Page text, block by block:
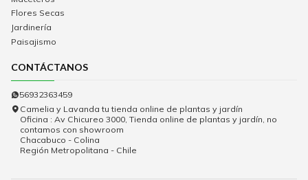
Flores Secas
Jardinería
Paisajismo
CONTÁCTANOS
56932363459
Camelia y Lavanda tu tienda online de plantas y jardín
Oficina : Av Chicureo 3000, Tienda online de plantas y jardín, no
contamos con showroom
Chacabuco - Colina
Región Metropolitana - Chile